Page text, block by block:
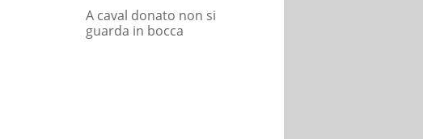
A caval donato non si
guarda in bocca